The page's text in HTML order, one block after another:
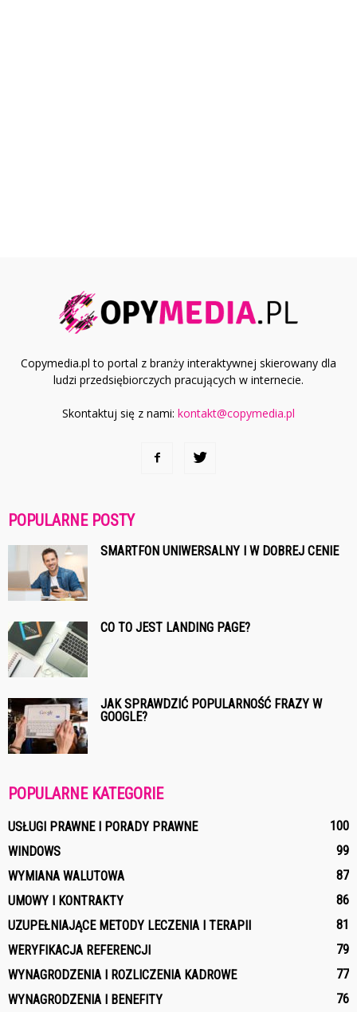
Copymedia.pl to portal z branży interaktywnej skierowany dla
ludzi przedsiębiorczych pracujących w internecie.
Skontaktuj się z nami: kontakt@copymedia.pl
POPULARNE POSTY
SMARTFON UNIWERSALNY I W DOBREJ CENIE
CO TO JEST LANDING PAGE?
JAK SPRAWDZIĆ POPULARNOŚĆ FRAZY W
GOOGLE?
POPULARNE KATEGORIE
USŁUGI PRAWNE I PORADY PRAWNE
100
WINDOWS
99
WYMIANA WALUTOWA
87
UMOWY I KONTRAKTY
86
UZUPEŁNIAJĄCE METODY LECZENIA I TERAPII
81
WERYFIKACJA REFERENCJI
79
WYNAGRODZENIA I ROZLICZENIA KADROWE
77
WYNAGRODZENIA I BENEFITY
76